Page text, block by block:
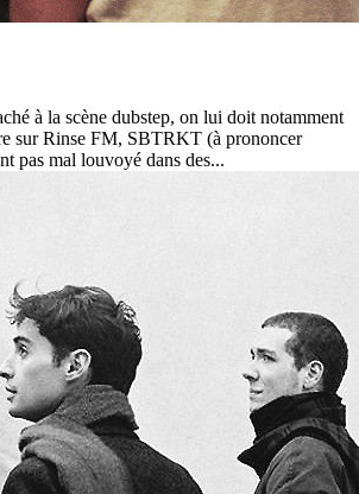
à la scène dubstep, on lui doit notamment
sur Rinse FM, SBTRKT (à prononcer
pas mal louvoyé dans des...